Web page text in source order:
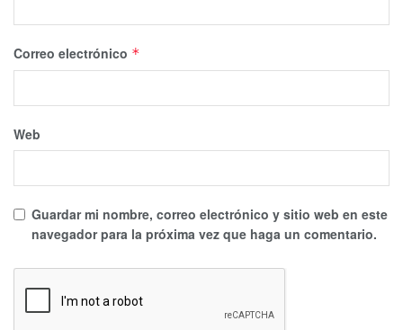
Correo electrónico *
Web
Guardar mi nombre, correo electrónico y sitio web en este
navegador para la próxima vez que haga un comentario.